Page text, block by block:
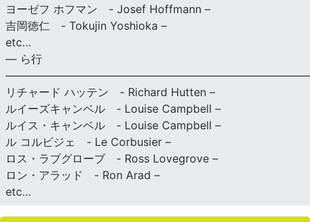
ヨーゼフ ホフマン - Josef Hoffmann –
吉岡徳仁 - Tokujin Yoshioka –
etc…
— ら行
リチャード ハッテン - Richard Hutten –
ルイーズキャンベル - Louise Campbell –
ルイス・キャンベル - Louise Campbell –
ル コルビジェ - Le Corbusier –
ロス・ラブグローブ - Ross Lovegrove –
ロン・アラッド - Ron Arad –
etc…